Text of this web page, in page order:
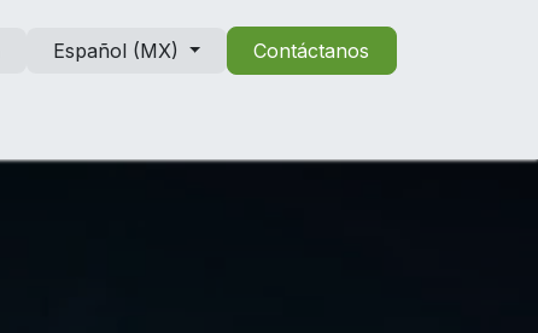
Español (MX) Contáctanos